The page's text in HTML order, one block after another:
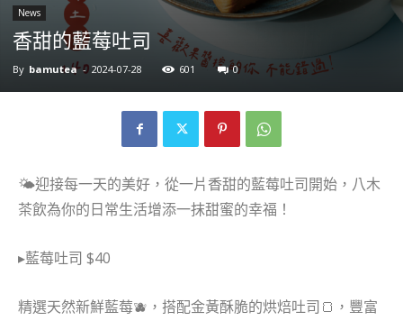
News
香甜的藍莓吐司
By bamutea - 2024-07-28 601 0
🌤️迎接每一天的美好，從一片香甜的藍莓吐司開始，八木
茶飲為你的日常生活增添一抹甜蜜的幸福！
▸藍莓吐司 $40
精選天然新鮮藍莓🫐，搭配金黃酥脆的烘焙吐司🍞，豐富